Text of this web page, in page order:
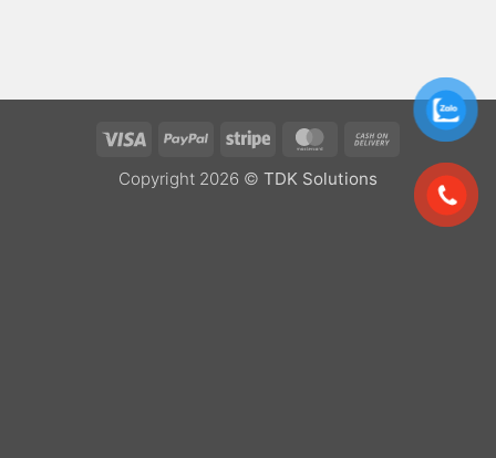
Visa PayPal Stripe MasterCard
Cash
Delivery
Copyright 2026 © TDK Solutions